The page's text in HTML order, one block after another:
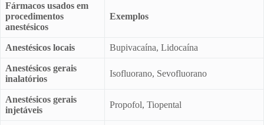
Fármacos usados em
procedimentos
anestésicos
Exemplos
Anestésicos locais Bupivacaína, Lidocaína
Anestésicos gerais
inalatórios
Isofluorano, Sevofluorano
Anestésicos gerais
injetáveis
Propofol, Tiopental